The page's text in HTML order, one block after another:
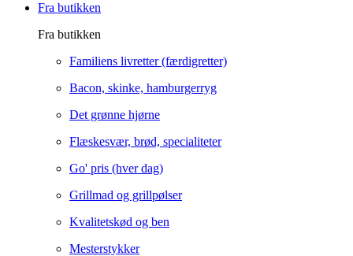
Fra butikken
Fra butikken
Familiens livretter (færdigretter)
Bacon, skinke, hamburgerryg
Det grønne hjørne
Flæskesvær, brød, specialiteter
Go' pris (hver dag)
Grillmad og grillpølser
Kvalitetskød og ben
Mesterstykker